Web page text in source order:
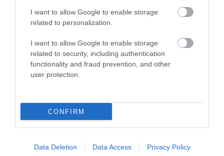
I want to allow Google to enable storage
related to personalization.
I want to allow Google to enable storage
related to security, including authentication
functionality and fraud prevention, and other
user protection.
CONFIRM
Data Deletion Data Access Privacy Policy
A MEXIKÓI POHÁR